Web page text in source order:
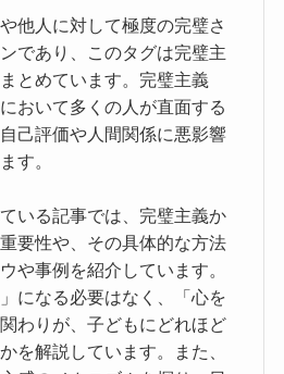
他人に対して極度の完璧さ
であり、このタグは完璧主
とめています。完璧主義
おいて多くの人が直面する
己評価や人間関係に悪影響
す。
いる記事では、完璧主義か
要性や、その具体的な方法
や事例を紹介しています。
になる必要はなく、「心を
わりが、子どもにどれほど
を解説しています。また、